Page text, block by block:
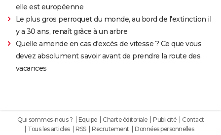
elle est européenne
Le plus gros perroquet du monde, au bord de l'extinction il
y a 30 ans, renaît grâce à un arbre
Quelle amende en cas d'excès de vitesse ? Ce que vous
devez absolument savoir avant de prendre la route des
vacances
Qui sommes-nous ? Equipe Charte éditoriale Publicité
Contact
Tous les articles
RSS Recrutement
Données personnelles